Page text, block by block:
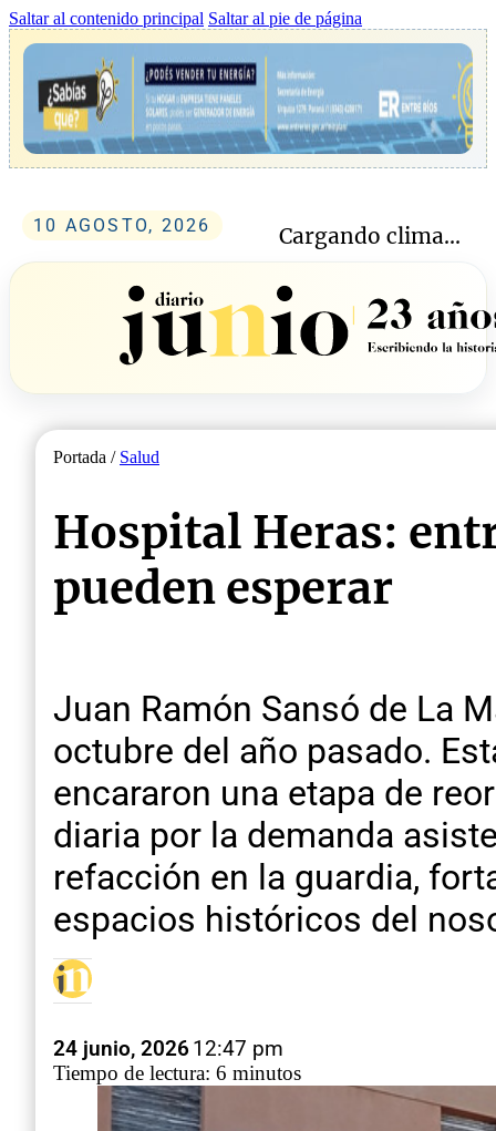
Saltar al contenido principal Saltar al pie de página
10 AGOSTO, 2026 Cargando clima...
Portada / Salud
Hospital Heras:
pueden esperar
Juan Ramón Sansó de La
octubre del año pasado.
encararon una etapa de
diaria por la demanda
refacción en la guardia,
espacios históricos del
24 junio, 202612:47 pm
Tiempo de lectura: 6 minutos